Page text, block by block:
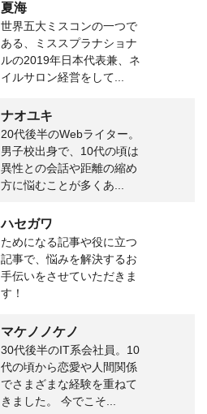
夏海
世界五大ミスコンの一つで
ある、ミススプラナショナ
ルの2019年日本代表兼、ネ
イルサロン経営をして...
ナオユキ
20代後半のWebライター。
男子校出身で、10代の頃は
異性との会話や距離の縮め
方に悩むことが多くあ...
ハセガワ
ためになる記事や役に立つ
記事で、悩みを解決するお
手伝いをさせていただきま
す！
マケノノケノ
30代後半のIT系会社員。10
代の頃から恋愛や人間関係
でさまざまな経験を重ねて
きました。 今でこそ...